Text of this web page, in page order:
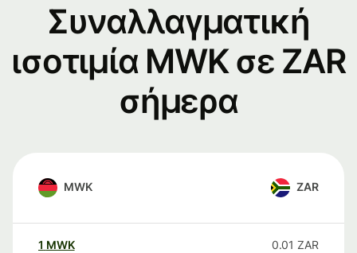
Συναλλαγματική
ισοτιμία MWK σε ZAR
σήμερα
MWK ZAR
1 MWK 0.01 ZAR